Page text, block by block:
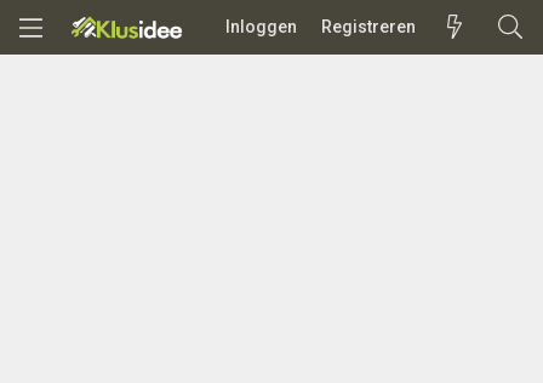
Inloggen Registreren